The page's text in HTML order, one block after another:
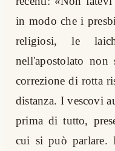
in modo che i
religiosi, le
nell'apostolato
correzione di rotta
distanza. I vescovi
prima di tutto,
cui si può parlare.